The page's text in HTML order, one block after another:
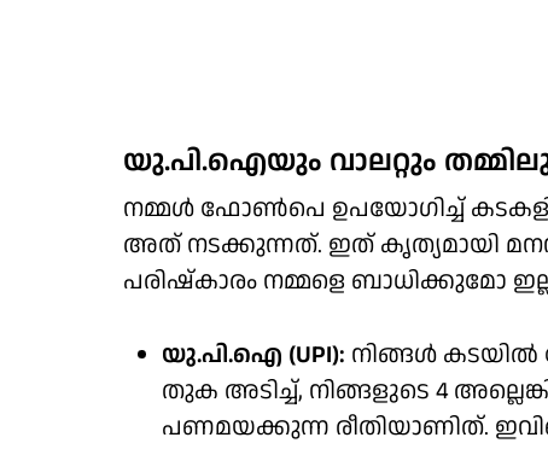
യു.പി.ഐയും വാലറ്റും
നമ്മള്‍ ഫോണ്‍പെ ഉപയോഗിച്ച്
അത് നടക്കുന്നത്. ഇത് കൃത്യമായി
പരിഷ്‌കാരം നമ്മളെ ബാധിക്കുമോ
യു.പി.ഐ (UPI): നിങ്ങള്‍
തുക അടിച്ച്, നിങ്ങളുടെ 4
പണമയക്കുന്ന രീതിയാണിത്.